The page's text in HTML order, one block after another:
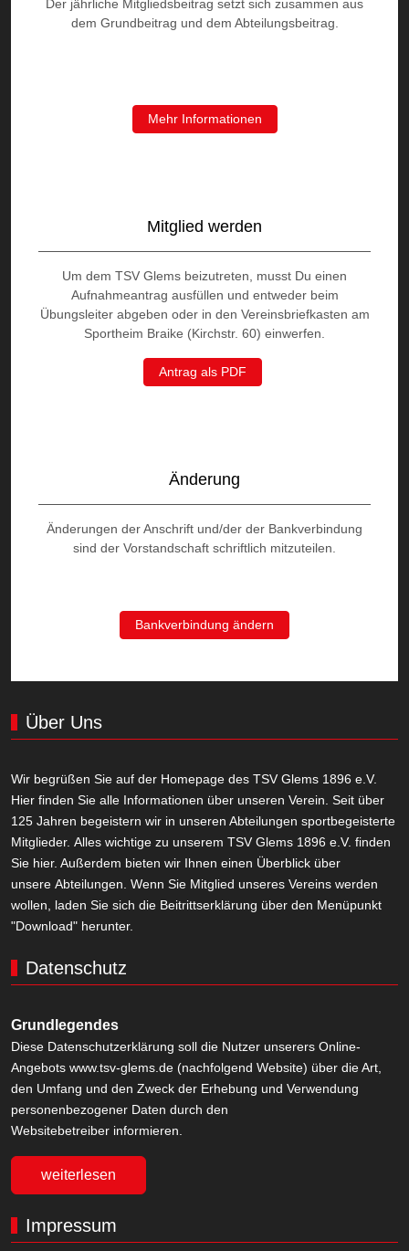
Der jährliche Mitgliedsbeitrag setzt sich zusammen aus
dem Grundbeitrag und dem Abteilungsbeitrag.
Mehr Informationen
Mitglied werden
Um dem TSV Glems beizutreten, musst Du einen
Aufnahmeantrag ausfüllen und entweder beim
Übungsleiter abgeben oder in den Vereinsbriefkasten am
Sportheim Braike (Kirchstr. 60) einwerfen.
Antrag als PDF
Änderung
Änderungen der Anschrift und/der der Bankverbindung
sind der Vorstandschaft schriftlich mitzuteilen.
Bankverbindung ändern
Über Uns
Wir begrüßen Sie auf der Homepage des TSV Glems 1896 e.V.
Hier finden Sie alle Informationen über unseren Verein. Seit über
125 Jahren begeistern wir in unseren Abteilungen sportbegeisterte
Mitglieder. Alles wichtige zu unserem TSV Glems 1896 e.V. finden
Sie hier. Außerdem bieten wir Ihnen einen Überblick über
unsere Abteilungen. Wenn Sie Mitglied unseres Vereins werden
wollen, laden Sie sich die Beitrittserklärung über den Menüpunkt
"Download" herunter.
Datenschutz
Grundlegendes
Diese Datenschutzerklärung soll die Nutzer unserers Online-
Angebots www.tsv-glems.de (nachfolgend Website) über die Art,
den Umfang und den Zweck der Erhebung und Verwendung
personenbezogener Daten durch den
Websitebetreiber informieren.
weiterlesen
Impressum